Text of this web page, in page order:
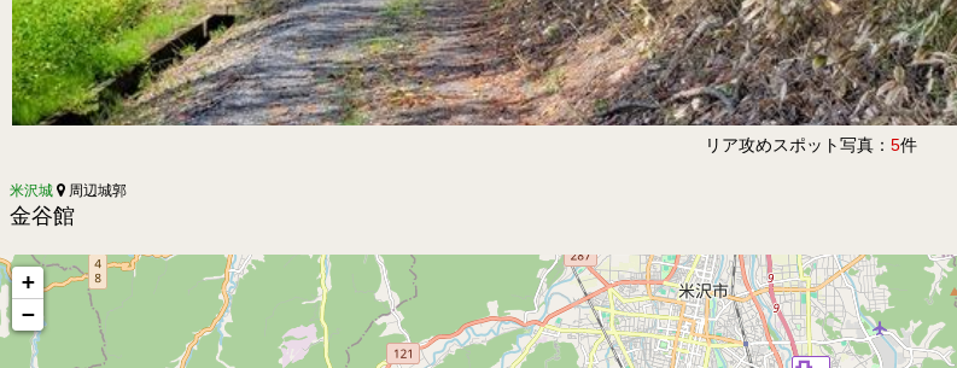
リア攻めスポット写真： 5件
米沢城 周辺城郭
金谷館
+
−